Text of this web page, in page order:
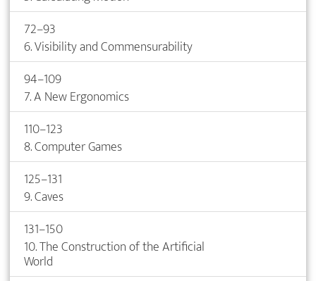
72–93
6. Visibility and Commensurability
94–109
7. A New Ergonomics
110–123
8. Computer Games
125–131
9. Caves
131–150
10. The Construction of the Artificial
World